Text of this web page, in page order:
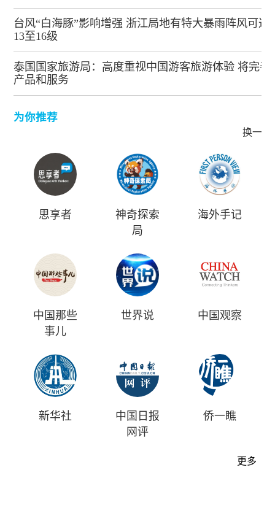
台风“白海豚”影响增强 浙江局地有特大暴雨阵风可达
13至16级
泰国国家旅游局：高度重视中国游客旅游体验 将完善
产品和服务
为你推荐
换一批
思享者
神奇探索
局
海外手记
中国那些
事儿
世界说 中国观察
新华社
中国日报
网评
侨一瞧
更多